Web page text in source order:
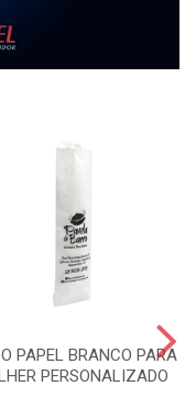
PAPEL BRANCO PARA
PERSONALIZADO